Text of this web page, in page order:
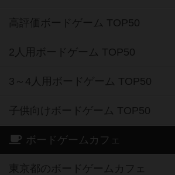
高評価ボードゲーム TOP50
2人用ボードゲーム TOP50
3～4人用ボードゲーム TOP50
子供向けボードゲーム TOP50
ボードゲームカフェ
東京都のボードゲームカフェ